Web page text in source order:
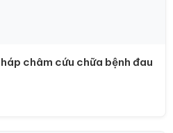
châm cứu chữa bệnh đau